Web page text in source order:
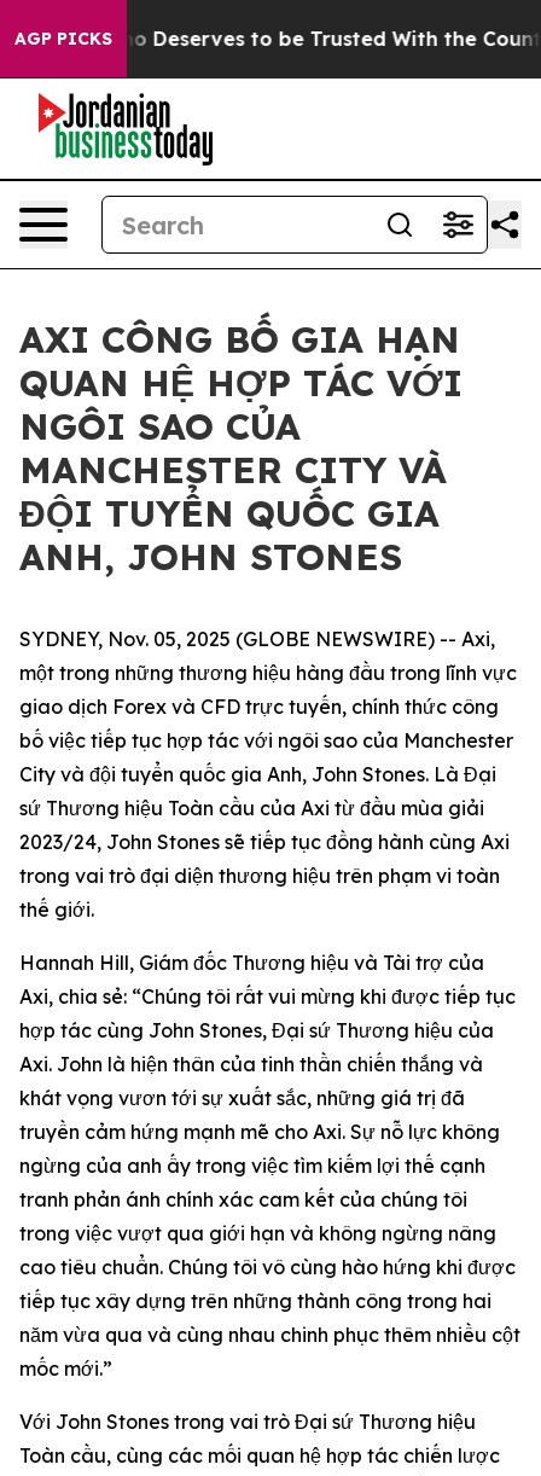
AGP PICKSWho Deserves to be Trusted With the
AXI CÔNG BỐ GIA HẠN
QUAN HỆ HỢP TÁC VỚI
NGÔI SAO CỦA
MANCHESTER CITY VÀ
ĐỘI TUYỂN QUỐC GIA
ANH, JOHN STONES
SYDNEY, Nov. 05, 2025 (GLOBE NEWSWIRE) -- Axi,
một trong những thương hiệu hàng đầu trong lĩnh vực
giao dịch Forex và CFD trực tuyến, chính thức công
bố việc tiếp tục hợp tác với ngôi sao của Manchester
City và đội tuyển quốc gia Anh, John Stones. Là Đại
sứ Thương hiệu Toàn cầu của Axi từ đầu mùa giải
2023/24, John Stones sẽ tiếp tục đồng hành cùng Axi
trong vai trò đại diện thương hiệu trên phạm vi toàn
thế giới.
Hannah Hill, Giám đốc Thương hiệu và Tài trợ của
Axi, chia sẻ: “Chúng tôi rất vui mừng khi được tiếp tục
hợp tác cùng John Stones, Đại sứ Thương hiệu của
Axi. John là hiện thân của tinh thần chiến thắng và
khát vọng vươn tới sự xuất sắc, những giá trị đã
truyền cảm hứng mạnh mẽ cho Axi. Sự nỗ lực không
ngừng của anh ấy trong việc tìm kiếm lợi thế cạnh
tranh phản ánh chính xác cam kết của chúng tôi
trong việc vượt qua giới hạn và không ngừng nâng
cao tiêu chuẩn. Chúng tôi vô cùng hào hứng khi được
tiếp tục xây dựng trên những thành công trong hai
năm vừa qua và cùng nhau chinh phục thêm nhiều cột
mốc mới.”
Với John Stones trong vai trò Đại sứ Thương hiệu
Toàn cầu, cùng các mối quan hệ hợp tác chiến lược